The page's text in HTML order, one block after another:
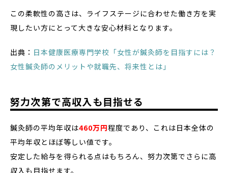
この柔軟性の高さは、ライフステージに合わせた働き方を実
現したい方にとって大きな安心材料となります。
出典： 日本健康医療専門学校「女性が鍼灸師を目指すには？
女性鍼灸師のメリットや就職先、将来性とは」
努力次第で高収入も目指せる
鍼灸師の平均年収は460万円程度であり、これは日本全体の
平均年収とほぼ等しい値です。
安定した給与を得られる点はもちろん、努力次第でさらに高
収入も目指せます。